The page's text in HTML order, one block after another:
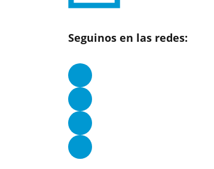
Seguinos en las redes: